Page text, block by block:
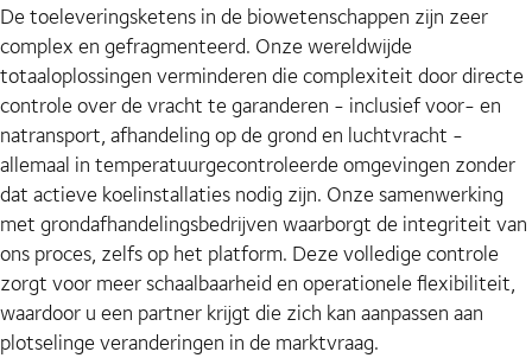
De toeleveringsketens in de biowetenschappen zijn zeer
complex en gefragmenteerd. Onze wereldwijde
totaaloplossingen verminderen die complexiteit door directe
controle over de vracht te garanderen - inclusief voor- en
natransport, afhandeling op de grond en luchtvracht -
allemaal in temperatuurgecontroleerde omgevingen zonder
dat actieve koelinstallaties nodig zijn. Onze samenwerking
met grondafhandelingsbedrijven waarborgt de integriteit van
ons proces, zelfs op het platform. Deze volledige controle
zorgt voor meer schaalbaarheid en operationele flexibiliteit,
waardoor u een partner krijgt die zich kan aanpassen aan
plotselinge veranderingen in de marktvraag.